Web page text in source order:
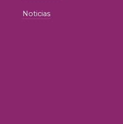
Noticias